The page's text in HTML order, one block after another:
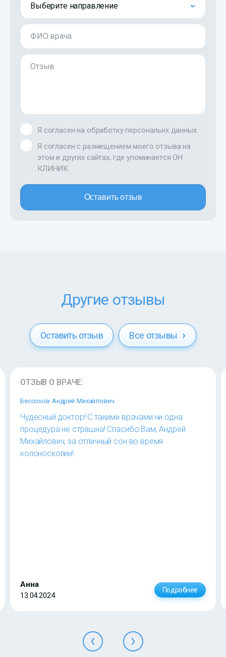
Выберите направление
ФИО врача
Отзыв
Я согласен на обработку персональнх данных
Я согласен с размещением моего отзыва на
этом и других сайтах, где упоминается ОН
КЛИНИК
Оставить отзыв
Другие отзывы
Оставить отзыв Все отзывы
ОТЗЫВ О ВРАЧЕ:
Бессонов Андрей Михайлович
Чудесный доктор! С такими врачами ни одна
процедура не страшна! Спасибо Вам, Андрей
Михайлович, за отличный сон во время
колоноскопии!
Анна
13.04.2024
Подробнее